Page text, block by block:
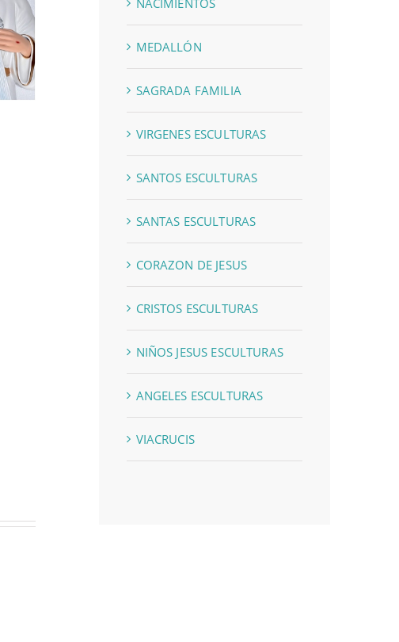
MEDALLÓN
SAGRADA FAMILIA
VIRGENES ESCULTURAS
SANTOS ESCULTURAS
SANTAS ESCULTURAS
CORAZON DE JESUS
CRISTOS ESCULTURAS
NIÑOS JESUS ESCULTURAS
ANGELES ESCULTURAS
VIACRUCIS